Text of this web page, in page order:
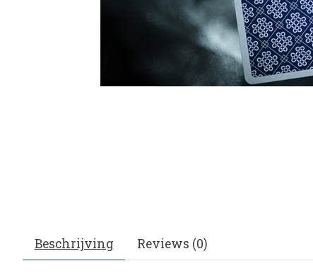
Beschrijving Reviews (0)